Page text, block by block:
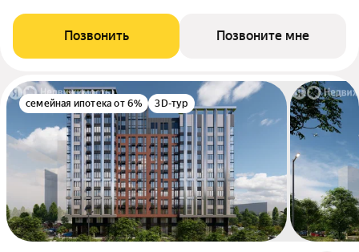
Позвонить Позвоните мне
семейная ипотека от 6% 3D-тур